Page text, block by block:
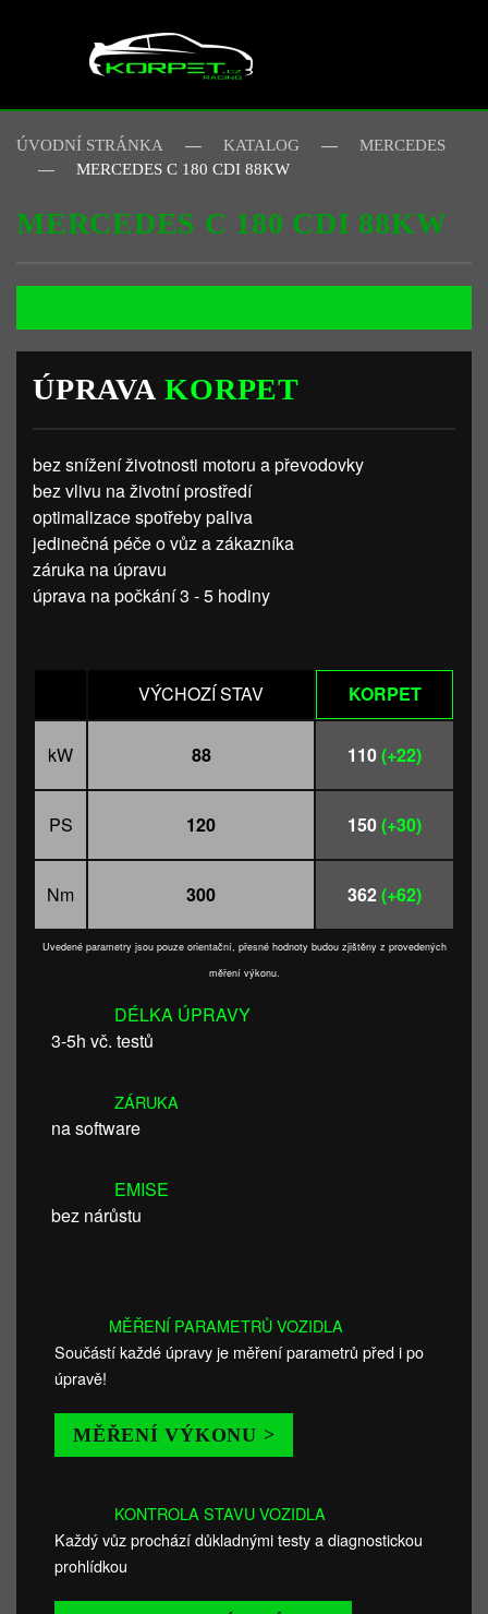
Skip to main content
ÚVODNÍ STRÁNKA KATALOG
MERCEDES
MERCEDES C 180 CDI 88KW
MERCEDES C 180 CDI 88KW
ÚPRAVAKORPET
bez snížení životnosti motoru a převodovky
bez vlivu na životní prostředí
optimalizace spotřeby paliva
jedinečná péče o vůz a zákazníka
záruka na úpravu
úprava na počkání 3 - 5 hodiny
VÝCHOZÍ STAV KORPET
kW 88 110(+22)
PS 120 150(+30)
Nm 300 362(+62)
Uvedené parametry jsou pouze orientační, přesné hodnoty budou zjištěny z provedených
měření výkonu.
DÉLKA ÚPRAVY
3-5h vč. testů
ZÁRUKA
na software
EMISE
bez nárůstu
MĚŘENÍ PARAMETRŮ VOZIDLA
Součástí každé úpravy je měření parametrů před i po
úpravě!
MĚŘENÍ VÝKONU >
KONTROLA STAVU VOZIDLA
Každý vůz prochází důkladnými testy a diagnostickou
prohlídkou